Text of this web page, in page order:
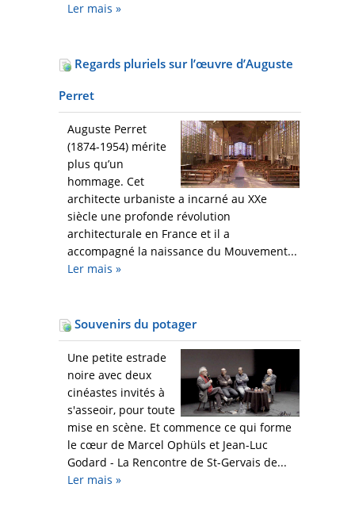
Ler mais »
Regards pluriels sur l’œuvre d’Auguste
Perret
Auguste Perret
(1874-1954) mérite
plus qu’un
hommage. Cet
architecte urbaniste a incarné au XXe
siècle une profonde révolution
architecturale en France et il a
accompagné la naissance du Mouvement...
Ler mais »
Souvenirs du potager
Une petite estrade
noire avec deux
cinéastes invités à
s'asseoir, pour toute
mise en scène. Et commence ce qui forme
le cœur de Marcel Ophüls et Jean-Luc
Godard - La Rencontre de St-Gervais de...
Ler mais »